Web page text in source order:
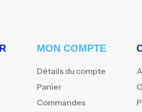
MON COMPTE
Détails du compte
Panier
Commandes